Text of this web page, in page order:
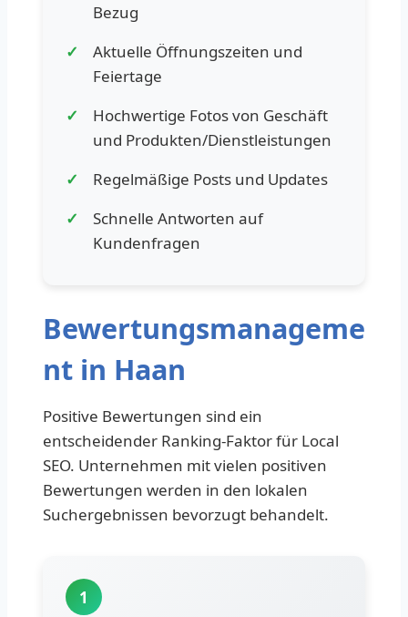
Bezug
Aktuelle Öffnungszeiten und
Feiertage
Hochwertige Fotos von Geschäft
und Produkten/Dienstleistungen
Regelmäßige Posts und Updates
Schnelle Antworten auf
Kundenfragen
Bewertungsmanageme
nt in Haan
Positive Bewertungen sind ein
entscheidender Ranking-Faktor für Local
SEO. Unternehmen mit vielen positiven
Bewertungen werden in den lokalen
Suchergebnissen bevorzugt behandelt.
1